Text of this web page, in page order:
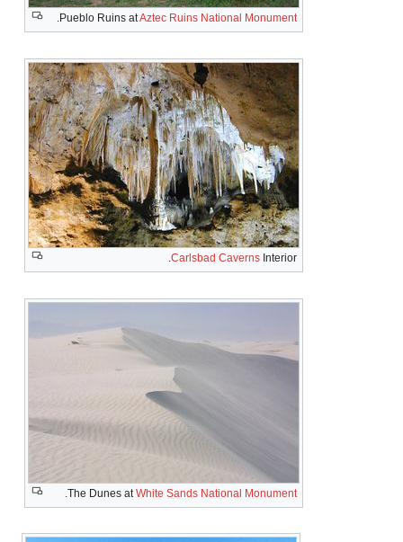
Pueblo Ruins atAztec Ruins National Monument
.
Carlsbad Caverns
The Dunes atWhite Sands National Monument
.